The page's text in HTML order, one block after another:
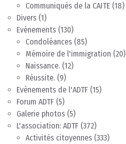
Communiqués de la CAITE (18)
Divers (1)
Evénements (130)
Condoléances (85)
Mémoire de l'immigration (20)
Naissance. (12)
Réussite. (9)
Evènements de l'ADTF (15)
Forum ADTF (5)
Galerie photos (5)
L'association: ADTF (372)
Activités citoyennes (333)